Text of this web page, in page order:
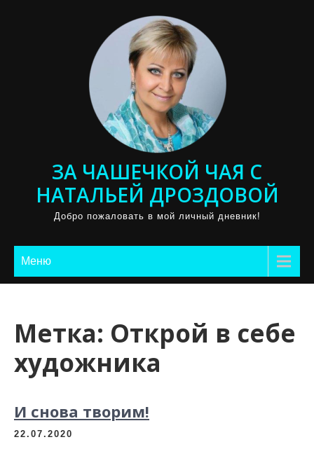
ЗА ЧАШЕЧКОЙ ЧАЯ С
НАТАЛЬЕЙ ДРОЗДОВОЙ
Добро пожаловать в мой личный дневник!
Меню
Метка: Открой в себе
художника
И снова творим!
22.07.2020